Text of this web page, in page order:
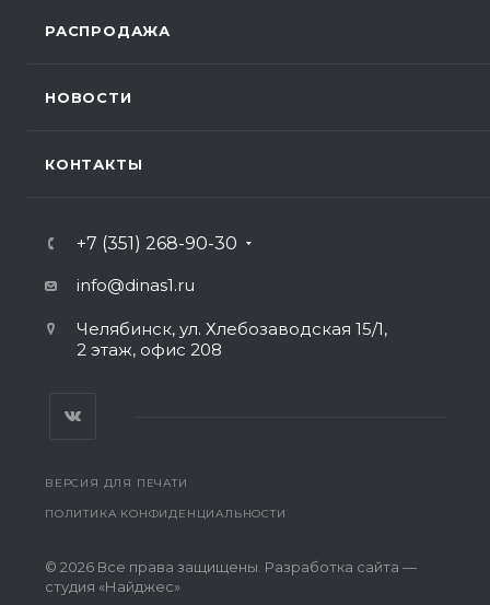
РАСПРОДАЖА
НОВОСТИ
КОНТАКТЫ
+7 (351) 268-90-30
info@dinas1.ru
Челябинск, ул. Хлебозаводская 15/1,
2 этаж, офис 208
ВЕРСИЯ ДЛЯ ПЕЧАТИ
ПОЛИТИКА КОНФИДЕНЦИАЛЬНОСТИ
© 2026 Все права защищены. Разработка сайта —
студия «Найджес»